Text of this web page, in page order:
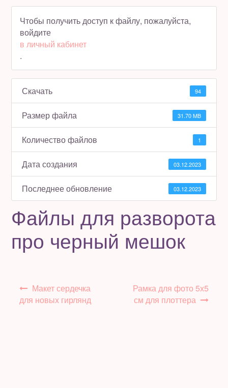
Цифровые товары
Полезное бесплатно
Для магазинов
Порция вдохновения
Чтобы получить доступ к файлу, пожалуйста,
войдите
в личный кабинет
.
Скачать 94
Размер файла 31.70 MB
Количество файлов 1
Дата создания 03.12.2023
Последнее обновление 03.12.2023
Файлы для разворота
про черный мешок
Навигация
записям
Макет сердечка
для новых гирлянд
Рамка для фото 5х5
см для плоттера